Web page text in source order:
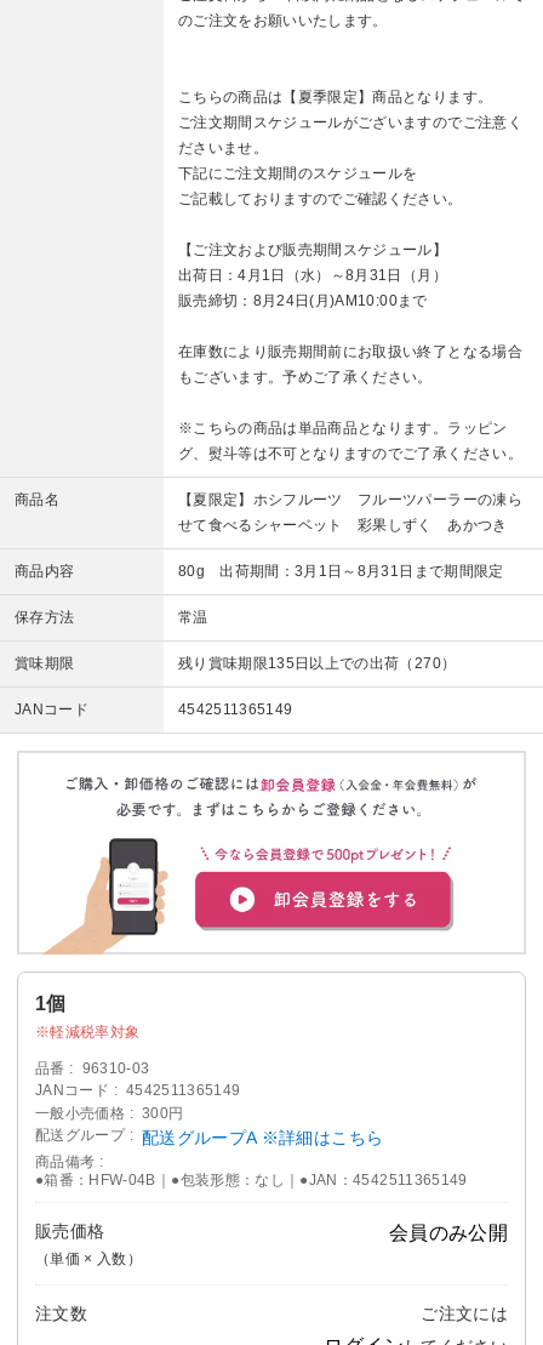
のご注文をお願いいたします。
こちらの商品は【夏季限定】商品となります。
ご注文期間スケジュールがございますのでご注意く
ださいませ。
下記にご注文期間のスケジュールを
ご記載しておりますのでご確認ください。
【ご注文および販売期間スケジュール】
出荷日：4月1日（水）～8月31日（月）
販売締切：8月24日(月)AM10:00まで
在庫数により販売期間前にお取扱い終了となる場合
もございます。予めご了承ください。
※こちらの商品は単品商品となります。ラッピン
グ、熨斗等は不可となりますのでご了承ください。
商品名
【夏限定】ホシフルーツ フルーツパーラーの凍ら
せて食べるシャーベット 彩果しずく あかつき
商品内容 80g 出荷期間：3月1日～8月31日まで期間限定
保存方法 常温
賞味期限 残り賞味期限135日以上での出荷（270）
JANコード 4542511365149
1個
軽減税率対象
品番
96310-03
JANコード
4542511365149
一般小売価格
300円
配送グループ
配送グループA ※詳細はこちら
商品備考
●箱番：HFW-04B｜●包装形態：なし｜●JAN：4542511365149
販売価格
（単価 × 入数）
会員のみ公開
注文数 ご注文には